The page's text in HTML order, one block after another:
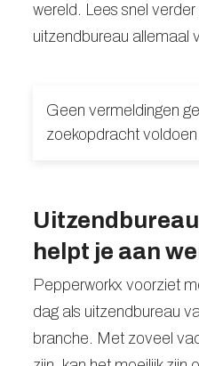
wereld. Lees snel verder
uitzendbureau allemaal
Geen vermeldingen
zoekopdracht voldoen.
helpt je aan
Pepperworkx voorziet
dag als uitzendbureau
branche. Met zoveel